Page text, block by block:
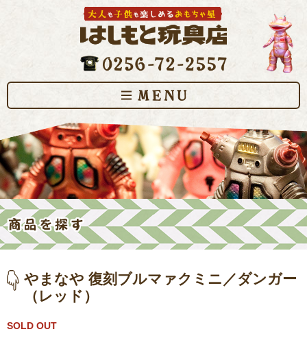
やまなや 復刻ブルマァクミニ／ダンガー
（レッド）
SOLD OUT